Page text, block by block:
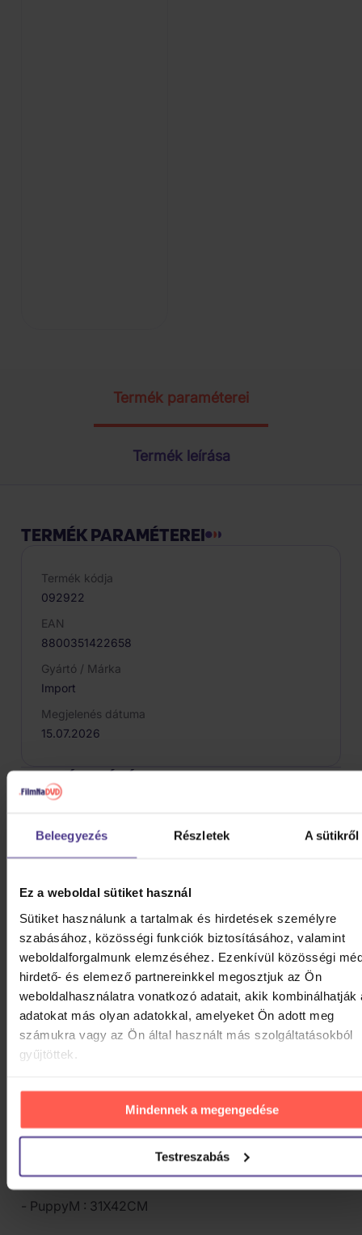
Beleegyezés Részletek A sütikről
Ez a weboldal sütiket használ
Sütiket használunk a tartalmak és hirdetések személyre
szabásához, közösségi funkciók biztosításához, valamint
weboldalforgalmunk elemzéséhez. Ezenkívül közösségi
hirdető- és elemező partnereinkkel megosztjuk az Ön
weboldalhasználatra vonatkozó adatait, akik kombinálhatják
adatokat más olyan adatokkal, amelyeket Ön adott meg
számukra vagy az Ön által használt más szolgáltatásokból
gyűjtöttek.
Mindennek a megengedése
Testreszabás
Termék paraméterei
Termék leírása
TERMÉK PARAMÉTEREI
Termék kódja
092922
EAN
8800351422658
Gyártó / Márka
Import
Megjelenés dátuma
15.07.2026
TERMÉK LEÍRÁSA
소재 : POLYESTER, METAL, PAPER
사이즈 :
BACKPACK
- Wolf Chan : 24X47CM
- Leebit : 25X46.5CM
- DWAEKKI : 23X49CM
- Jiniret : 23X40CM
- HAN QUOKKA : 26X42.5CM
- PuppyM : 31X42CM